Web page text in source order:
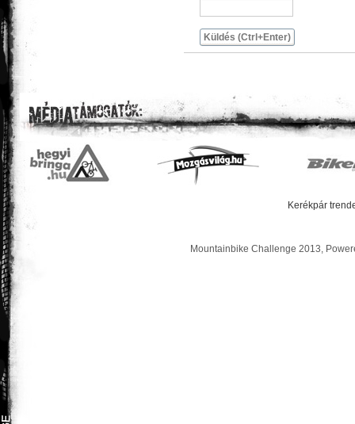
Küldés (Ctrl+Enter)
Kerékpár
Mountainbike Challenge 2013,